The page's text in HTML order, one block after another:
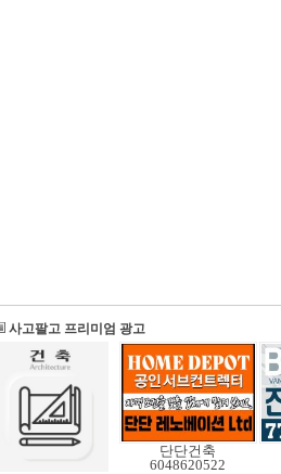
사고팔고 프리미엄 광고
단단건축
6048620522